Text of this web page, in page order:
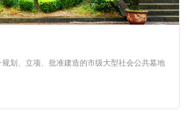
划、立项、批准建造的市级大型社会公共墓地